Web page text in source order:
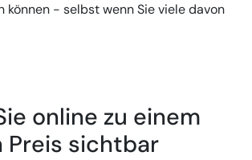
können - selbst wenn Sie viele davon
online zu einem
Preis sichtbar